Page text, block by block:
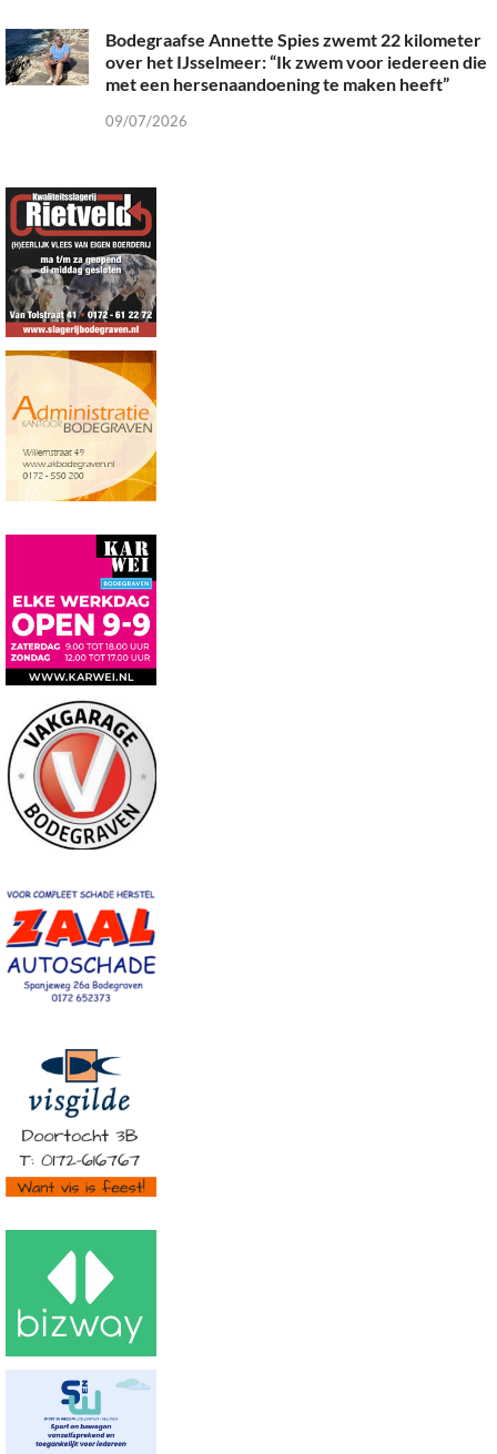
Bodegraafse Annette Spies zwemt 22 kilometer
over het IJsselmeer: “Ik zwem voor iedereen die
met een hersenaandoening te maken heeft”
09/07/2026